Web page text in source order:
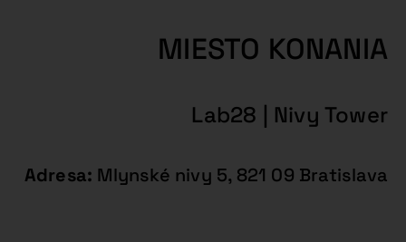
MIESTO KONANIA
Lab28 | Nivy Tower
Adresa: Mlynské nivy 5, 821 09 Bratislava